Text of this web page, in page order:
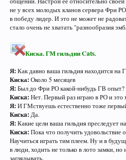
не у всех молодых кланов сервера Фри
в победу лидер. И это не может не
стало очень не хватать "разнообразия
Киска. ГМ гильдии Cats.
Я:Как давно ваша гильдия находится на
Киска:Около 5 месяцев
Я:Был до Фри РО какой-нибудь ГВ опыт?
Киcкa:Нет. Первый раз играю в РО и это
Я:И ГМствуешь естественно тоже
Киcкa:Да.
Я:Какие цели ваша гильдия преследует
Киcкa:Пока что получить
Научиться играть тим плеем. Ну и в
в люди, ходить не только в лото замки,
заглядывать.